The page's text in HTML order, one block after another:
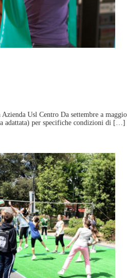
Usl Centro Da settembre a maggio
adattata) per specifiche condizioni di […]